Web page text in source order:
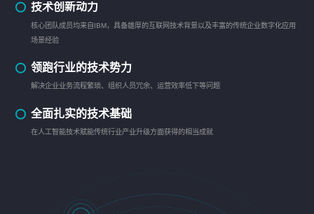
技术创新动力
核心团队成员均来自IBM，具备雄厚的互联网技术背景以及丰富的传统企业数字化应用
场景经验
领跑行业的技术势力
解决企业业务流程繁琐、组织人员冗余、运营效率低下等问题
全面扎实的技术基础
在人工智能技术赋能传统行业产业升级方面获得的相当成就